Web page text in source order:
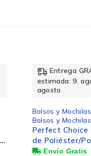
Entrega
estimada: 9.
agosto
Bolsos y Mochilas
Bolsos y Mochilas
Perfect Choice
de
para Laptop